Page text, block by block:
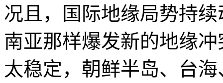
况且，国际地缘局势持
南亚那样爆发新的地缘
太稳定，朝鲜半岛、台